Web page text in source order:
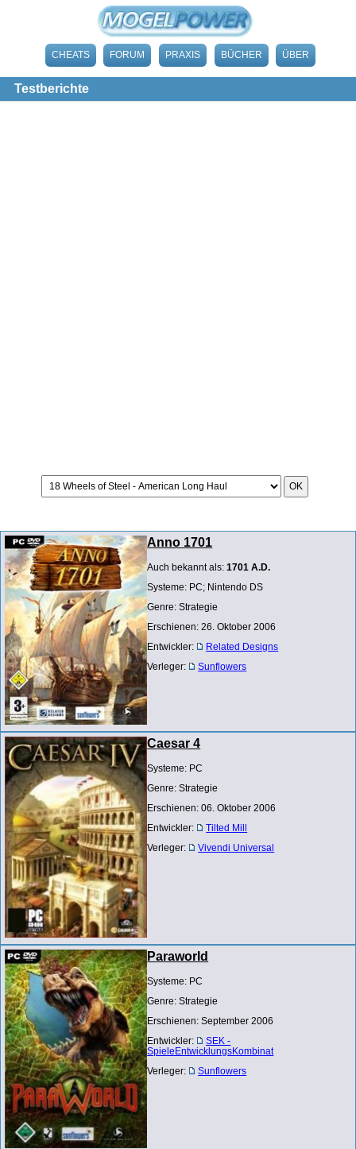
CHEATS FORUM PRAXIS BÜCHER ÜBER
Testberichte
Anno 1701
Auch bekannt als:1701 A.D.
Systeme: PC; Nintendo DS
Genre: Strategie
Erschienen: 26. Oktober 2006
Entwickler:
Related Designs
Verleger:
Sunflowers
Caesar 4
Systeme: PC
Genre: Strategie
Erschienen: 06. Oktober 2006
Entwickler:
Tilted Mill
Verleger:
Vivendi Universal
Paraworld
Systeme: PC
Genre: Strategie
Erschienen: September 2006
Entwickler:
SEK -
SpieleEntwicklungsKombinat
Verleger:
Sunflowers